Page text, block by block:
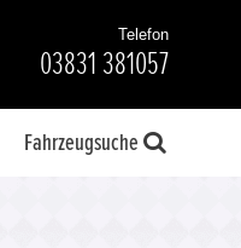
Telefon
03831 381057
Fahrzeugsuche